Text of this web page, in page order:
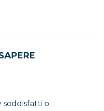
a Napoli al punto di
soddisfatti o